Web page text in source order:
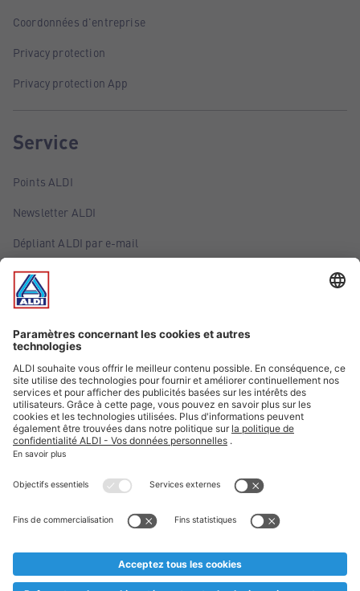
Coordonnées d'entreprise
Privacy protection
Privacy protection App
Service
Points ALDI
Newsletter ALDI
Dépliant ALDI par e-mail
Offres
Infos essentielles
Suivez ALDI Belgique
Textes marqués d'un astérisque et mentions légales
* Nous vendons ces articles temporairement et jusqu'à
au cas où, malgré le planning bien étudié, nous serions
prématurément en rupture de stock. Prix Recupel et TVA incl.
** Sur ce site, l’utilisation de la forme masculine a été adoptée